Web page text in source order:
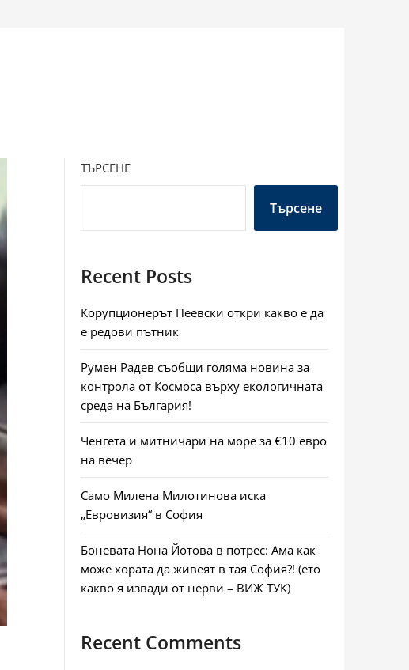
ТЪРСЕНЕ
Търсене
Recent Posts
Корупционерът Пеевски откри какво е да
е редови пътник
Румен Радев съобщи голяма новина за
контрола от Космоса върху екологичната
среда на България!
Ченгета и митничари на море за €10 евро
на вечер
Само Милена Милотинова иска
„Евровизия“ в София
Боневата Нона Йотова в потрес: Ама как
може хората да живеят в тая София?! (ето
какво я извади от нерви – ВИЖ ТУК)
Recent Comments